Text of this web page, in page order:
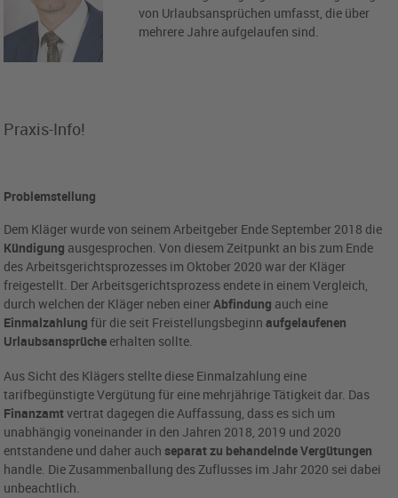
von Urlaubsansprüchen umfasst, die über
mehrere Jahre aufgelaufen sind.
Praxis-Info!
Problemstellung
Dem Kläger wurde von seinem Arbeitgeber Ende September 2018 die
Kündigung ausgesprochen. Von diesem Zeitpunkt an bis zum Ende
des Arbeitsgerichtsprozesses im Oktober 2020 war der Kläger
freigestellt. Der Arbeitsgerichtsprozess endete in einem Vergleich,
durch welchen der Kläger neben einerAbfindung auch eine
Einmalzahlung für die seit Freistellungsbeginnaufgelaufenen
Urlaubsansprüche erhalten sollte.
Aus Sicht des Klägers stellte diese Einmalzahlung eine
tarifbegünstigte Vergütung für eine mehrjährige Tätigkeit dar. Das
Finanzamtvertrat dagegen die Auffassung, dass es sich um
unabhängig voneinander in den Jahren 2018, 2019 und 2020
entstandene und daher auchseparat zu behandelnde Vergütungen
handle. Die Zusammenballung des Zuflusses im Jahr 2020 sei dabei
unbeachtlich.